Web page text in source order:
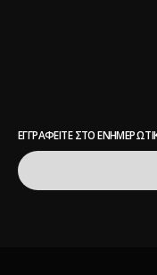
ΕΓΓΡΑΦΕΊΤΕ ΣΤΟ